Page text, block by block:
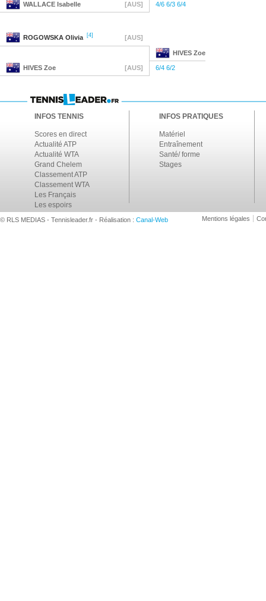
WALLACE Isabelle [AUS] 4/6 6/3 6/4
ROGOWSKA Olivia [4] [AUS]
HIVES Zoe
HIVES Zoe [AUS] 6/4 6/2
INFOS TENNIS
Scores en direct
Actualité ATP
Actualité WTA
Grand Chelem
Classement ATP
Classement WTA
Les Français
Les espoirs
INFOS PRATIQUES
Matériel
Entraînement
Santé/ forme
Stages
© RLS MEDIAS - Tennisleader.fr - Réalisation : Canal-Web Mentions légales